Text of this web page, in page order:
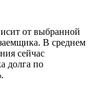
от выбранной
В среднем
сейчас
долга по